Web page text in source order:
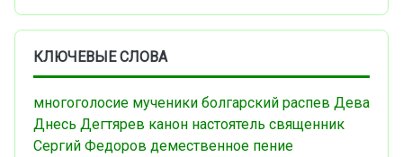
КЛЮЧЕВЫЕ СЛОВА
многоголосие мученики болгарский распев Дева
Днесь Дегтярев канон настоятель священник
Сергий Федоров демественное пение